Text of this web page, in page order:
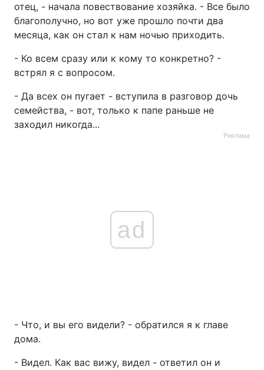
отец, - начала повествование хозяйка. - Все было
благополучно, но вот уже прошло почти два
месяца, как он стал к нам ночью приходить.
- Ко всем сразу или к кому то конкретно? -
встрял я с вопросом.
- Да всех он пугает - вступила в разговор дочь
семейства, - вот, только к папе раньше не
заходил никогда...
Реклама
ad
- Что, и вы его видели? - обратился я к главе
дома.
- Видел. Как вас вижу, видел - ответил он и